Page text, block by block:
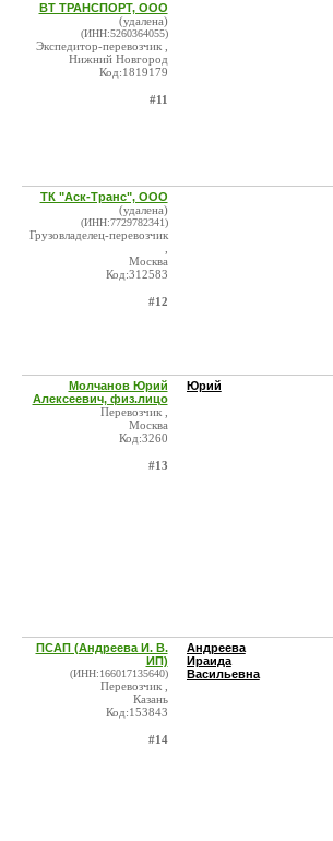
ВТ ТРАНСПОРТ, ООО
(удалена)
(ИНН:5260364055)
Экспедитор-перевозчик ,
Нижний Новгород
Код:1819179
#11
ТК "Аск-Транс", ООО
(удалена)
(ИНН:7729782341)
Грузовладелец-перевозчик
Москва
Код:312583
#12
Молчанов Юрий
Алексеевич, физ.лицо
Перевозчик ,
Москва
Код:3260
#13
Юрий
ПСАП (Андреева И. В.
ИП)
(ИНН:166017135640)
Перевозчик ,
Казань
Код:153843
#14
Андреева
Ираида
Васильевна